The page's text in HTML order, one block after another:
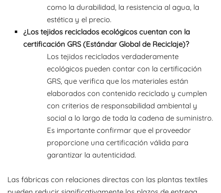
como la durabilidad, la resistencia al agua, la
estética y el precio.
¿Los tejidos reciclados ecológicos cuentan con la
certificación GRS (Estándar Global de Reciclaje)?
Los tejidos reciclados verdaderamente
ecológicos pueden contar con la certificación
GRS, que verifica que los materiales están
elaborados con contenido reciclado y cumplen
con criterios de responsabilidad ambiental y
social a lo largo de toda la cadena de suministro.
Es importante confirmar que el proveedor
proporcione una certificación válida para
garantizar la autenticidad.
Las fábricas con relaciones directas con las plantas textiles